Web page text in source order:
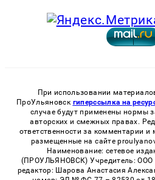
При использовании
ПроУльяновск гиперссылка на
случае будут применены нормы
авторских и смежных правах.
ответственности за комментарии и
размещенные на сайте
Наименование: сетевое
(ПРОУЛЬЯНОВСК) Учредитель: ООО
редактор: Шарова Анастасия